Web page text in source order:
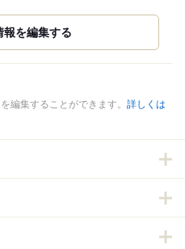
編集することができます。 詳しくは